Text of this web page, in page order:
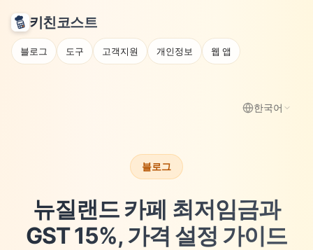
키친코스트
블로그 도구 고객지원 개인정보 웹 앱
한국어
블로그
뉴질랜드 카페 최저임금과
GST 15%, 가격 설정 가이드